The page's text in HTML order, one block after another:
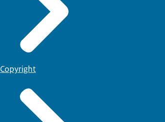
Copyright